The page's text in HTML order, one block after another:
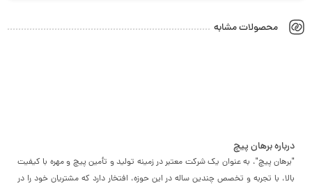
محصولات مشابه
درباره برهان پیچ
"برهان پیچ"، به عنوان یک شرکت معتبر در زمینه تولید و تأمین پیچ و مهره با کیفیت
بالا، با تجربه و تخصص چندین ساله در این حوزه، افتخار دارد که مشتریان خود را در